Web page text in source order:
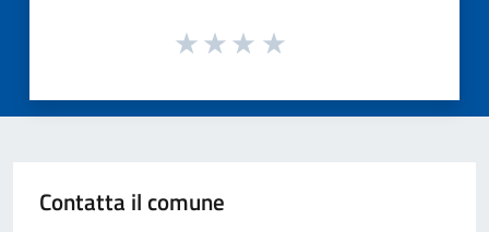
Contatta il comune